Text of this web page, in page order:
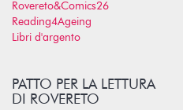
Rovereto&Comics26
Reading4Ageing
Libri d'argento
PATTO PER LA LETTURA
DI ROVERETO